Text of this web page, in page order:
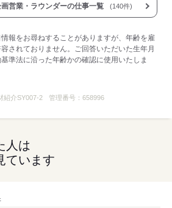
応募する
営業・ラウンダーの仕事一覧 (140件)
報をお尋ねすることがありますが、年齢を雇
されておりません。ご回答いただいた生年月
準法に沿った年齢かの確認に使用いたしま
紹介SY007-2 管理番号： 658996
人は
ています